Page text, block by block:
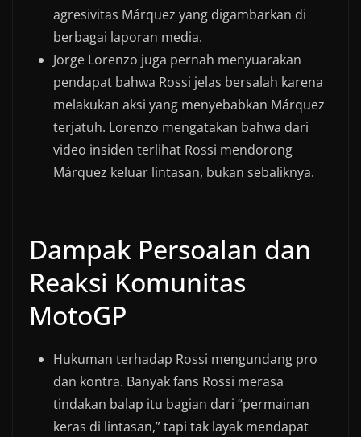
agresivitas Márquez yang digambarkan di
berbagai laporan media.
Jorge Lorenzo juga pernah menyuarakan
pendapat bahwa Rossi jelas bersalah karena
melakukan aksi yang menyebabkan Márquez
terjatuh. Lorenzo mengatakan bahwa dari
video insiden terlihat Rossi mendorong
Márquez keluar lintasan, bukan sebaliknya.
Dampak Persoalan dan
Reaksi Komunitas
MotoGP
Hukuman terhadap Rossi mengundang pro
dan kontra. Banyak fans Rossi merasa
tindakan balap itu bagian dari “permainan
keras di lintasan,” tapi tak layak mendapat